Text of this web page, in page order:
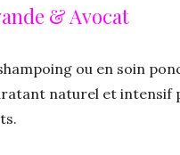
& Avocat
ou en soin
naturel et